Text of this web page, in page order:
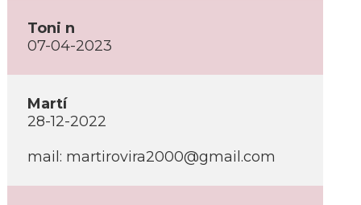
Toni n
07-04-2023
Martí­
28-12-2022
mail: martirovira2000@gmail.com